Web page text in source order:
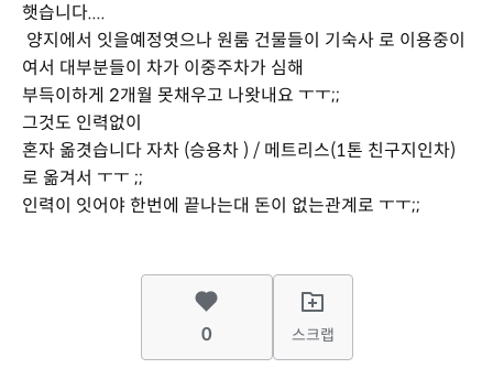
햇습니다....
양지에서 잇을예정엿으나 원룸 건물들이 기숙사 로 이용중이
여서 대부분들이 차가 이중주차가 심해
부득이하게 2개월 못채우고 나왓내요 ㅜㅜ;;
그것도 인력없이
혼자 옮겻습니다 자차 (승용차 ) / 메트리스(1톤 친구지인차)
로 옮겨서 ㅜㅜ ;;
인력이 잇어야 한번에 끝나는대 돈이 없는관계로 ㅜㅜ;;
0 스크랩